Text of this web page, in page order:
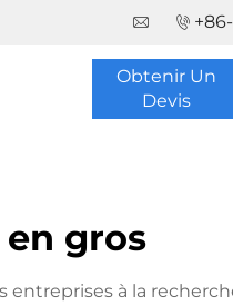
Obtenir Un
Devis
gros
à la